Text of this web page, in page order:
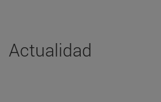
Actualidad